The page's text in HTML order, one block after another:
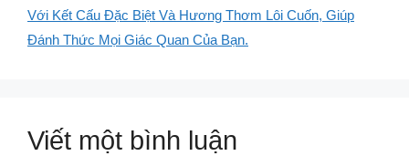
Với Kết Cấu Đặc Biệt Và Hương Thơm Lôi Cuốn, Giúp
Đánh Thức Mọi Giác Quan Của Bạn.
Viết một bình luận